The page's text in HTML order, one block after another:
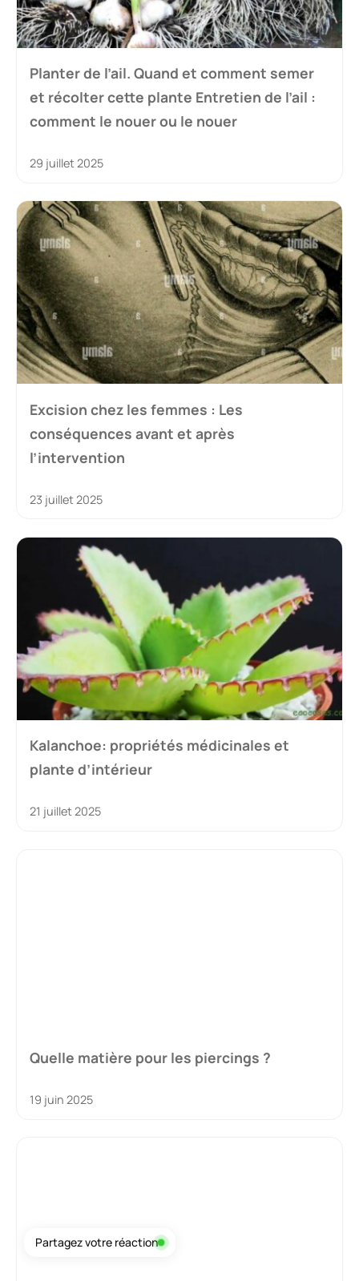
Planter de l’ail. Quand et comment semer
et récolter cette plante Entretien de l’ail :
comment le nouer ou le nouer
29 juillet 2025
Excision chez les femmes : Les
conséquences avant et après
l’intervention
23 juillet 2025
Kalanchoe: propriétés médicinales et
plante d’intérieur
21 juillet 2025
Quelle matière pour les piercings ?
19 juin 2025
Partagez votre réaction